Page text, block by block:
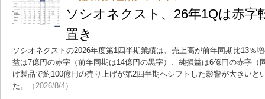
ソシオネクスト、26年1Qは赤字
置き
ソシオネクストの2026年度第1四半期業績は、売上高が前年同期比13％
益は7億円の赤字（前年同期は14億円の黒字）、純損益は6億円の赤字（
け製品で約100億円の売り上げが第2四半期へシフトした影響が大きいと
た。
（2026/8/4）